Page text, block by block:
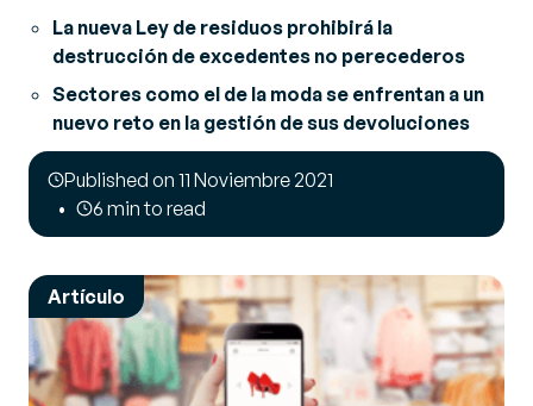
La nueva Ley de residuos prohibirá la
destrucción de excedentes no perecederos
Sectores como el de la moda se enfrentan a un
nuevo reto en la gestión de sus devoluciones
Published on 11 Noviembre 2021
6 min to read
Artículo